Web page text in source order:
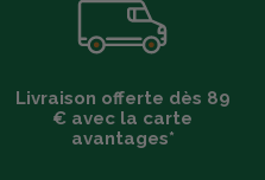
Livraison offerte dès 89
€ avec la carte
avantages*